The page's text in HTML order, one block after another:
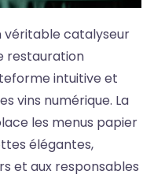
véritable catalyseur
restauration
intuitive et
vins numérique. La
les menus papier
élégantes,
et aux responsables